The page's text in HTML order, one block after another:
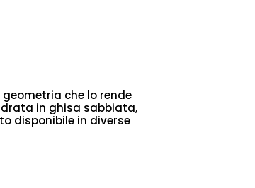
che lo rende
in ghisa sabbiata,
disponibile in diverse